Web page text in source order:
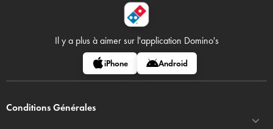
Il y a plus à aimer sur l'application Domino's
iPhone Android
Conditions Générales